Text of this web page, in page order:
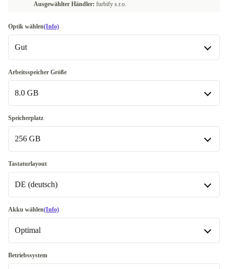
Ausgewählter Händler: furbify s.r.o.
Optik wählen(Info)
Gut
Gut
Sehr gut +3,49 €
Exzellent
Arbeitsspeicher Größe
8.0 GB
8.0 GB
16.0 GB +13,49 €
Speicherplatz
256 GB
256 GB
512 GB +38,48 €
Tastaturlayout
DE (deutsch)
DE (deutsch)
BE (belgisch) +30,00 €
CZ (tschechisch)
Akku wählen(Info)
Optimal
Optimal
Betriebssystem